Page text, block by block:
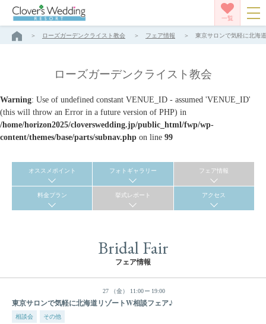
一覧
ローズガーデンクライスト教会 フェア情報 東京サロンで気軽に北海
ローズガーデンクライスト教会
Warning: Use of undefined constant VENUE_ID - assumed 'VENUE_ID'
(this will throw an Error in a future version of PHP) in
/home/horizon2025/cloverswedding.jp/public_html/fwp/wp-
content/themes/base/parts/subnav.php on line 99
オススメポイント フォトギャラリー フェア情報
料金プラン 挙式レポート アクセス
Bridal Fair
フェア情報
27 （金） 11:00 19:00
東京サロンで気軽に北海道リゾートW相談フェア♪
相談会 その他